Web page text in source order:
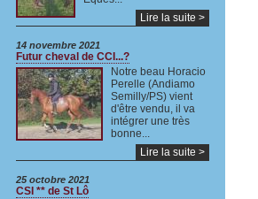
Lire la suite >
14 novembre 2021
Futur cheval de CCI...?
Notre beau Horacio
Perelle (Andiamo
Semilly/PS) vient
d'être vendu, il va
intégrer une très
bonne...
Lire la suite >
25 octobre 2021
CSI ** de St Lô